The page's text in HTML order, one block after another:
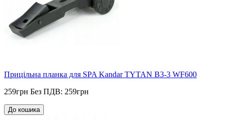
Прицільна планка для SPA Kandar TYTAN B3-3 WF600
259грн Без ПДВ: 259грн
До кошика